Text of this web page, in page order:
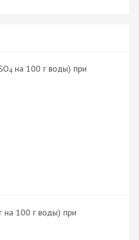
4на 100 г воды) при
на 100 г воды) при